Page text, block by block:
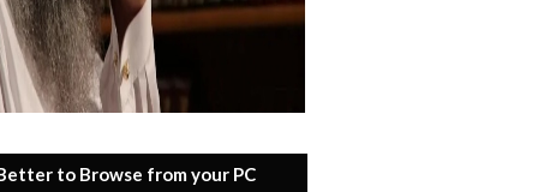
to Browse from your PC